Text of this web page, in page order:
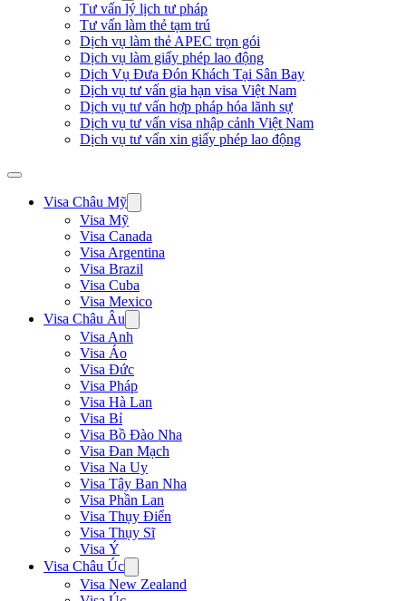
Tư vấn lý lịch tư pháp
Tư vấn làm thẻ tạm trú
Dịch vụ làm thẻ APEC trọn gói
Dịch vụ làm giấy phép lao động
Dịch Vụ Đưa Đón Khách Tại Sân Bay
Dịch vụ tư vấn gia hạn visa Việt Nam
Dịch vụ tư vấn hợp pháp hóa lãnh sự
Dịch vụ tư vấn visa nhập cảnh Việt Nam
Dịch vụ tư vấn xin giấy phép lao động
Visa Châu Mỹ
Visa Mỹ
Visa Canada
Visa Argentina
Visa Brazil
Visa Cuba
Visa Mexico
Visa Châu Âu
Visa Anh
Visa Áo
Visa Đức
Visa Pháp
Visa Hà Lan
Visa Bỉ
Visa Bồ Đào Nha
Visa Đan Mạch
Visa Na Uy
Visa Tây Ban Nha
Visa Phần Lan
Visa Thụy Điển
Visa Thụy Sĩ
Visa Ý
Visa Châu Úc
Visa New Zealand